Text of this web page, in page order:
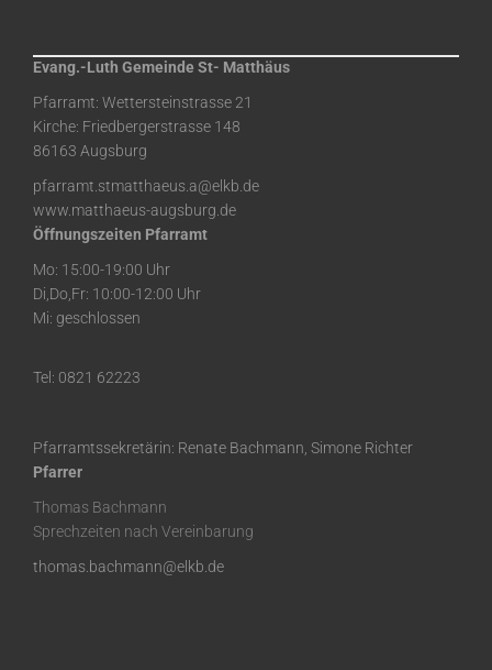
Evang.-Luth Gemeinde St- Matthäus
Pfarramt: Wettersteinstrasse 21
Kirche: Friedbergerstrasse 148
86163 Augsburg
pfarramt.stmatthaeus.a@elkb.de
www.matthaeus-augsburg.de
Öffnungszeiten Pfarramt
Mo: 15:00-19:00 Uhr
Di,Do,Fr: 10:00-12:00 Uhr
Mi: geschlossen
Tel: 0821 62223
Pfarramtssekretärin: Renate Bachmann, Simone Richter
Pfarrer
Thomas Bachmann
Sprechzeiten nach Vereinbarung
thomas.bachmann@elkb.de